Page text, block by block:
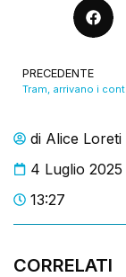
di Alice Loreti
4 Luglio 2025
13:27
CORRELATI
PRECEDENTE